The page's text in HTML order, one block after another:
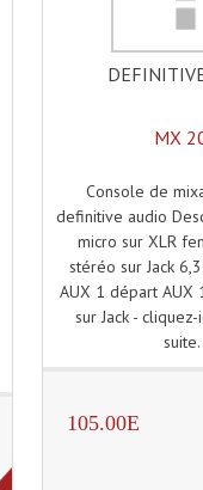
MX
Console de
definitive audio
micro sur XLR
stéréo sur Jack
AUX 1 départ AUX
sur Jack -
105.00E